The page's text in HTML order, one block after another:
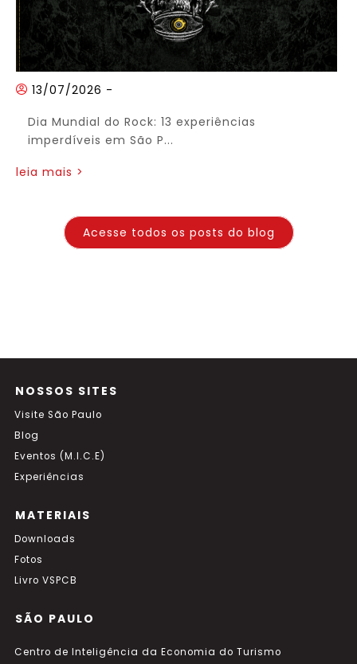
13/07/2026 -
Dia Mundial do Rock: 13 experiências
imperdíveis em São P...
leia mais >
Acesse todos os posts do blog
NOSSOS SITES
Visite São Paulo
Blog
Eventos (M.I.C.E)
Experiências
MATERIAIS
Downloads
Fotos
Livro VSPCB
SÃO PAULO
Centro de Inteligência da Economia do Turismo